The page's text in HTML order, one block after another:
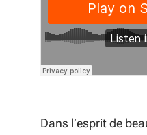
Dans l’esprit de